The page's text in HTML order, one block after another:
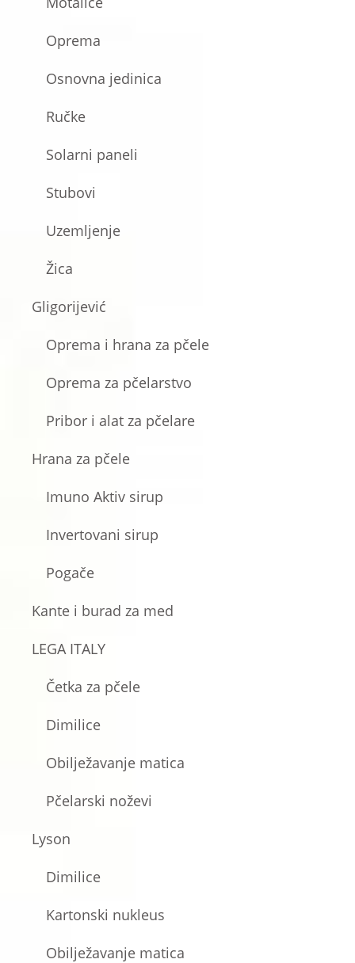
Oprema
Osnovna jedinica
Ručke
Solarni paneli
Stubovi
Uzemljenje
Žica
Gligorijević
Oprema i hrana za pčele
Oprema za pčelarstvo
Pribor i alat za pčelare
Hrana za pčele
Imuno Aktiv sirup
Invertovani sirup
Pogače
Kante i burad za med
LEGA ITALY
Četka za pčele
Dimilice
Obilježavanje matica
Pčelarski noževi
Lyson
Dimilice
Kartonski nukleus
Obilježavanje matica